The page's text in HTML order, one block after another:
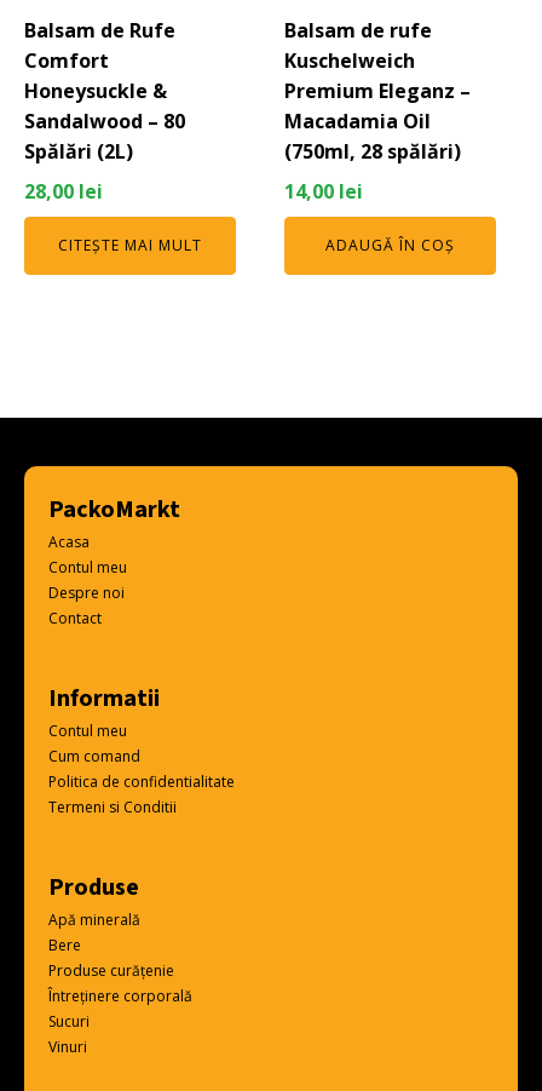
Balsam de Rufe
Comfort
Honeysuckle &
Sandalwood – 80
Spălări (2L)
28,00 lei
CITEȘTE MAI MULT
Balsam de rufe
Kuschelweich
Premium Eleganz –
Macadamia Oil
(750ml, 28 spălări)
14,00 lei
ADAUGĂ ÎN COȘ
PackoMarkt
Acasa
Contul meu
Despre noi
Contact
Informatii
Contul meu
Cum comand
Politica de confidentialitate
Termeni si Conditii
Produse
Apă minerală
Bere
Produse curățenie
Întreținere corporală
Sucuri
Vinuri